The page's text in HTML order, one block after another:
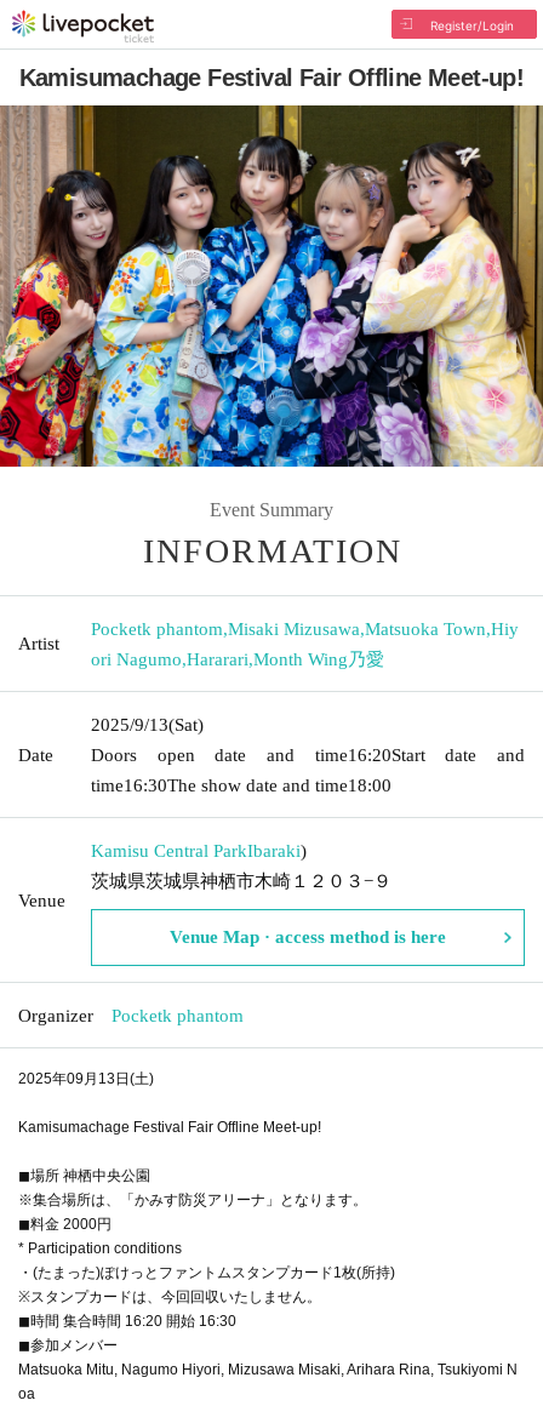
Register/Login
Kamisumachage Festival Fair Offline Meet-up!
Event Summary
INFORMATION
Artist
Pocketk phantom,Misaki Mizusawa,Matsuoka Town,Hiy
ori Nagumo,Hararari,Month Wing乃愛
Date
2025/9/13(Sat)
Doors open date and time16:20Start date and
time16:30The show date and time18:00
Venue
Kamisu Central ParkIbaraki)
茨城県茨城県神栖市木崎１２０３−９
Venue Map · access method is here
Organizer Pocketk phantom
2025年09月13日(土)
Kamisumachage Festival Fair Offline Meet-up!
◼︎場所 神栖中央公園
※集合場所は、「かみす防災アリーナ」となります。
◼︎料金 2000円
* Participation conditions
・(たまった)ぽけっとファントムスタンプカード1枚(所持)
※スタンプカードは、今回回収いたしません。
◼︎時間 集合時間 16:20 開始 16:30
◼︎参加メンバー
Matsuoka Mitu, Nagumo Hiyori, Mizusawa Misaki, Arihara Rina, Tsukiyomi N
oa